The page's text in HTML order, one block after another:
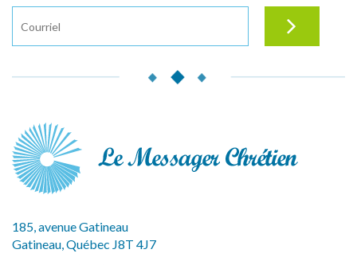
185, avenue Gatineau
Gatineau, Québec J8T 4J7